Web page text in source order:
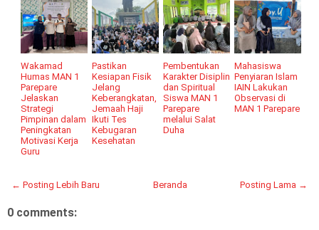
Wakamad
Humas MAN 1
Parepare
Jelaskan
Strategi
Pimpinan dalam
Peningkatan
Motivasi Kerja
Guru
Pastikan
Kesiapan Fisik
Jelang
Keberangkatan,
Jemaah Haji
Ikuti Tes
Kebugaran
Kesehatan
Pembentukan
Karakter Disiplin
dan Spiritual
Siswa MAN 1
Parepare
melalui Salat
Duha
Mahasiswa
Penyiaran Islam
IAIN Lakukan
Observasi di
MAN 1 Parepare
← Posting Lebih Baru Posting Lama →
Beranda
0 comments: